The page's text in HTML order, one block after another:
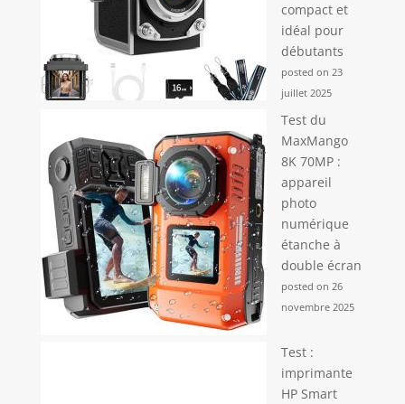
compact et
idéal pour
débutants
posted on 23
juillet 2025
Test du
MaxMango
8K 70MP :
appareil
photo
numérique
étanche à
double écran
posted on 26
novembre 2025
Test :
imprimante
HP Smart